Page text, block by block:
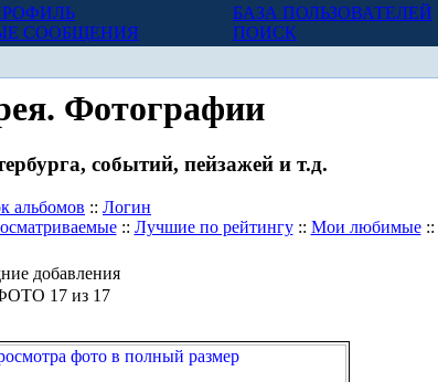
СООБЩЕНИЯ
БАЗА ПОЛЬЗОВАТЕЛЕЙ
ПОИСК
Фотографии
событий, пейзажей и т.д.
альбомов :: Логин
:: Лучшие по рейтингу:: Мои любимые::
добавления
17 из 17